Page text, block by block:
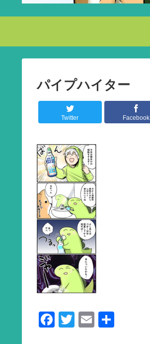
パイプハイター
Twitter Facebook
F
T
E